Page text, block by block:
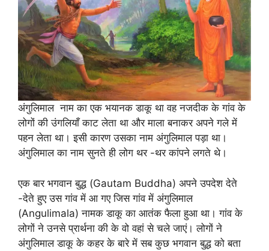
अंगुलिमाल नाम का एक भयानक डाकू था वह नजदीक के गांव के
लोगों की उंगलियाँ काट लेता था और माला बनाकर अपने गले में
पहन लेता था। इसी कारण उसका नाम अंगुलिमाल पड़ा था।
अंगुलिमाल का नाम सुनते ही लोग थर -थर कांपने लगते थे।
एक बार भगवान बुद्ध (Gautam Buddha) अपने उपदेश देते
-देते हुए उस गांव में आ गए जिस गांव में अंगुलिमाल
(Angulimala) नामक डाकू का आतंक फैला हुआ था। गांव के
लोगों ने उनसे प्रार्थना की के वो वहां से चले जाएं। लोगों ने
अंगुलिमाल डाकू के कहर के बारे में सब कुछ भगवान बुद्ध को बता